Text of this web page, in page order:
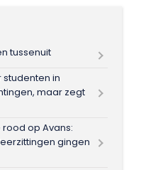
tussenuit
in
maar zegt
op Avans:
gingen